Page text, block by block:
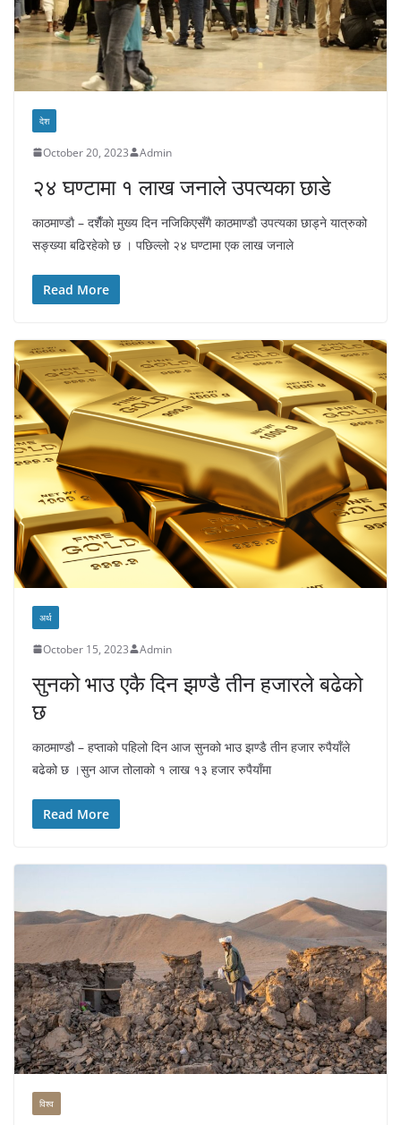
देश
October 20, 2023 Admin
२४ घण्टामा १ लाख जनाले उपत्यका छाडे
काठमाण्डाै – दशैँकाे मुख्य दिन नजिकिएसँगै काठमाण्डाै उपत्यका छाड्ने यात्रुको
सङ्ख्या बढिरहेको छ । पछिल्लो २४ घण्टामा एक लाख जनाले
Read More
अर्थ
October 15, 2023 Admin
सुनको भाउ एकै दिन झण्डै तीन हजारले बढेको
छ
काठमाण्डाै – हप्ताको पहिलो दिन आज सुनको भाउ झण्डै तीन हजार रुपैयाँले
बढेको छ ।सुन आज तोलाको १ लाख १३ हजार रुपैयाँमा
Read More
विश्व